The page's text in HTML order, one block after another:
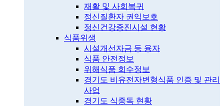
재활 및 사회복귀
정신질환자 권익보호
정신건강증진시설 현황
식품위생
시설개선자금 등 융자
식품 안전정보
위해식품 회수정보
경기도 비유전자변형식품 인증 및 관리
사업
경기도 식중독 현황